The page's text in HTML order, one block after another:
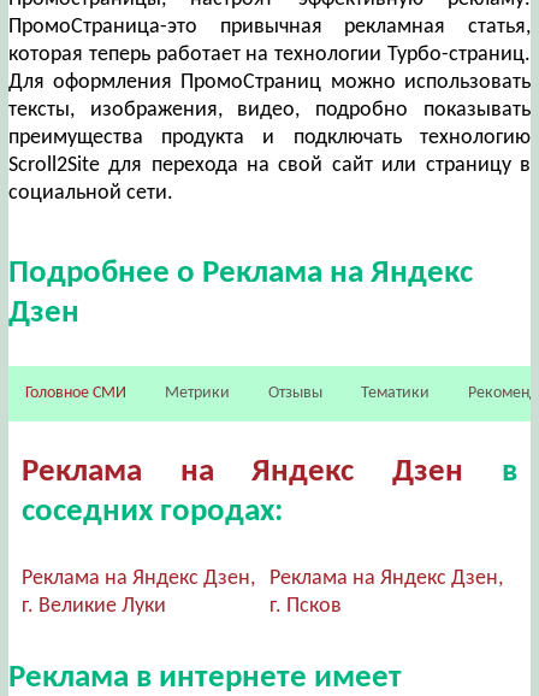
ПромоСтраница-это привычная рекламная статья,
которая теперь работает на технологии Турбо-страниц.
Для оформления ПромоСтраниц можно использовать
тексты, изображения, видео, подробно показывать
преимущества продукта и подключать технологию
Scroll2Site для перехода на свой сайт или страницу в
социальной сети.
Подробнее о Реклама на Яндекс
Дзен
Головное СМИ Метрики Отзывы Тематики
Реклама на Яндекс Дзен в
соседних городах:
Реклама на Яндекс Дзен,
г. Великие Луки
Реклама на Яндекс Дзен,
г. Псков
Реклама в интернете имеет